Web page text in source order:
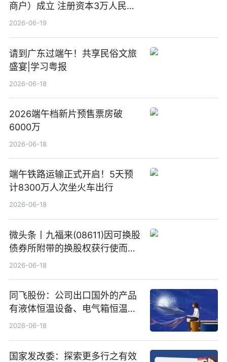
商户）成立 注册资本3万人民币
新要闻
2026-06-19
请到广东过端午！共享民俗文旅
盛宴|学习粤报
2026-06-18
2026端午档新片预售票房破
6000万
2026-06-18
端午铁路运输正式开启！5天预
计8300万人次坐火车出行
2026-06-18
微头条丨九福来(08611)因可换股
债券所附带的换股权获行使而发
行5200万股
2026-06-18
同飞股份：公司出口国外的产品
有液体恒温设备、电气箱恒温装
置、纯水冷却单元和特种换热器
2026-06-18
国家发改委：探索更多行之有效